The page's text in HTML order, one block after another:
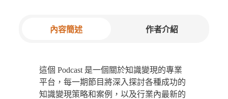
內容簡述 作者介紹
這個 Podcast 是一個關於知識變現的專業
平台，每一期節目將深入探討各種成功的
知識變現策略和案例，以及行業內最新的